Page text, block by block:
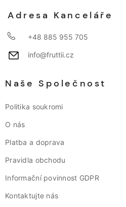
Adresa Kanceláře
+48 885 955 705
info@fruttii.cz
Naše Společnost
Politika soukromi
O nás
Platba a doprava
Pravidla obchodu
Informační povinnost GDPR
Kontaktujte nás